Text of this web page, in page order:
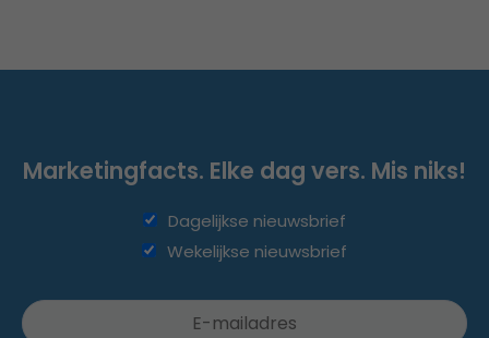
Marketingfacts. Elke dag vers. Mis niks!
Dagelijkse nieuwsbrief
Wekelijkse nieuwsbrief